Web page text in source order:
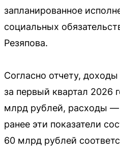
запланированное
социальных
Резяпова.
Согласно отчету,
за первый квартал 2026
млрд рублей, расходы
ранее эти показатели
60 млрд рублей